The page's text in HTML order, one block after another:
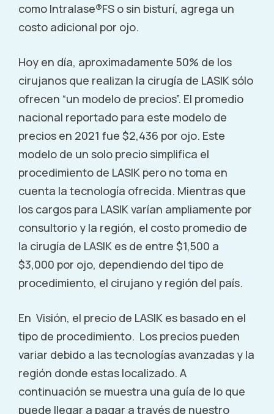
Amityville, NY
805 Broadway Amityville, NY 11701
Call (855) 321-2020
Anchorage, AK
1600 A Street Anchorage, AK 99501
Call (855) 321-2020
Anchorage, AK
Andover, MA
159 River Road Andover, MA 01810
Call (855) 321-2020
como Intralase®FS o sin bisturí, agrega un
costo adicional por ojo.
Hoy en día, aproximadamente 50% de los
cirujanos que realizan la cirugía de LASIK sólo
ofrecen “un modelo de precios”. El promedio
nacional reportado para este modelo de
precios en 2021 fue $2,436 por ojo. Este
modelo de un solo precio simplifica el
procedimiento de LASIK pero no toma en
cuenta la tecnología ofrecida. Mientras que
los cargos para LASIK varían ampliamente por
consultorio y la región, el costo promedio de
la cirugía de LASIK es de entre $1,500 a
$3,000 por ojo, dependiendo del tipo de
procedimiento, el cirujano y región del país.
En Visión, el precio de LASIK es basado en el
tipo de procedimiento. Los precios pueden
variar debido a las tecnologías avanzadas y la
región donde estas localizado. A
continuación se muestra una guía de lo que
puede llegar a pagar a través de nuestro